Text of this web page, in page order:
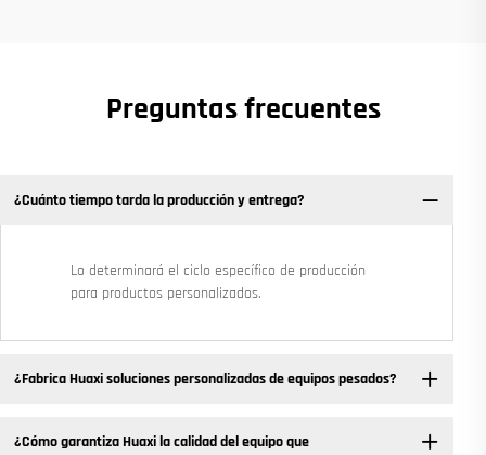
Preguntas frecuentes
¿Cuánto tiempo tarda la producción y entrega?
Lo determinará el ciclo específico de producción
para productos personalizados.
¿Fabrica Huaxi soluciones personalizadas de equipos pesados?
¿Cómo garantiza Huaxi la calidad del equipo que